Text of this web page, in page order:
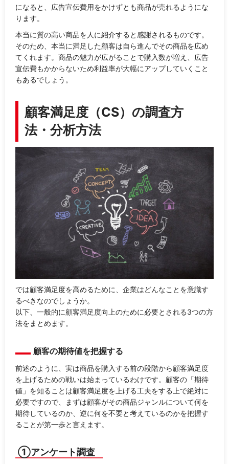
になると、広告宣伝費用をかけずとも商品が売れるようにな
ります。
本当に質の高い商品を人に紹介すると感謝されるものです。
そのため、本当に満足した顧客は自ら進んでその商品を広め
てくれます。商品の魅力が広がることで購入数が増え、広告
宣伝費もかからないため利益率が大幅にアップしていくこと
もあるでしょう。
顧客満足度（CS）の調査方
法・分析方法
では顧客満足度を高めるために、企業はどんなことを意識す
るべきなのでしょうか。
以下、一般的に顧客満足度向上のために必要とされる3つの方
法をまとめます。
顧客の期待値を把握する
前述のように、実は商品を購入する前の段階から顧客満足度
を上げるための戦いは始まっているわけです。顧客の「期待
値」を知ることは顧客満足度を上げる工夫をする上で絶対に
必要ですので、まずは顧客がその商品ジャンルについて何を
期待しているのか、逆に何を不要と考えているのかを把握す
ることが第一歩と言えます。
①アンケート調査